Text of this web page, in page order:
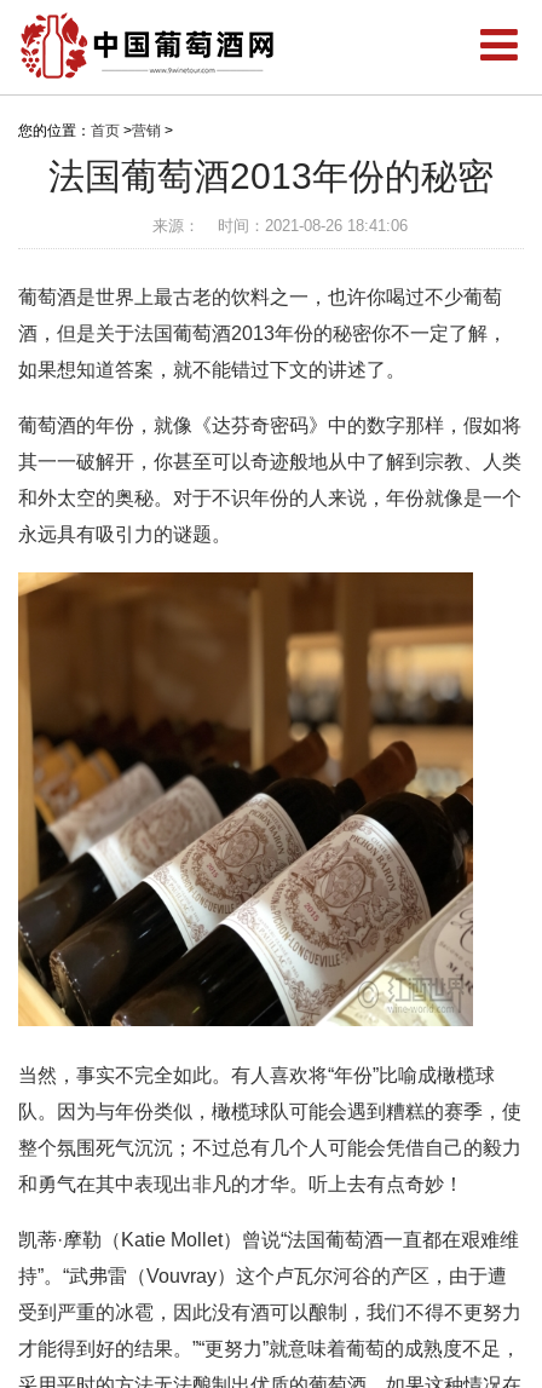
您的位置： 首页 >营销 >
法国葡萄酒2013年份的秘密
来源： 时间：2021-08-26 18:41:06
葡萄酒是世界上最古老的饮料之一，也许你喝过不少葡萄
酒，但是关于法国葡萄酒2013年份的秘密你不一定了解，
如果想知道答案，就不能错过下文的讲述了。
葡萄酒的年份，就像《达芬奇密码》中的数字那样，假如将
其一一破解开，你甚至可以奇迹般地从中了解到宗教、人类
和外太空的奥秘。对于不识年份的人来说，年份就像是一个
永远具有吸引力的谜题。
当然，事实不完全如此。有人喜欢将“年份”比喻成橄榄球
队。因为与年份类似，橄榄球队可能会遇到糟糕的赛季，使
整个氛围死气沉沉；不过总有几个人可能会凭借自己的毅力
和勇气在其中表现出非凡的才华。听上去有点奇妙！
凯蒂·摩勒（Katie Mollet）曾说“法国葡萄酒一直都在艰难维
持”。“武弗雷（Vouvray）这个卢瓦尔河谷的产区，由于遭
受到严重的冰雹，因此没有酒可以酿制，我们不得不更努力
才能得到好的结果。”“更努力”就意味着葡萄的成熟度不足，